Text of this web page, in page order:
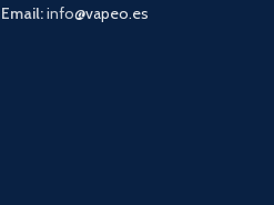
Email:info@vapeo.es